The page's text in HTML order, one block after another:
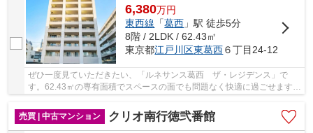
6,380万円
東西線 「葛西 」駅 徒歩5分
8階 / 2LDK / 62.43㎡
東京都江戸川区東葛西６丁目24-12
ぜひ一度見ていただきたい、「ルネサンス葛西 ザ・レジデンス」で
す。62.43㎡の専有面積でスペースの面でも問題なく快適に過ごせます
売買 | 中古マンション
クリオ南行徳弐番館